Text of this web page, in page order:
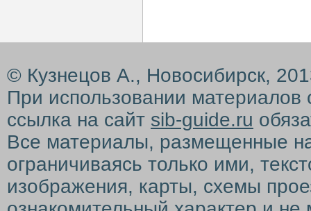
© Кузнецов А., Новосибирск,
При использовании материалов
ссылка на сайт sib-guide.ru
Все материалы, размещенные
ограничиваясь только ими,
изображения, карты, схемы